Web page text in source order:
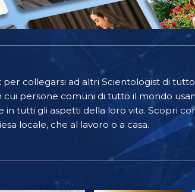
collegarsi ad altri Scientologist di
persone comuni di tutto il mondo
tutti gli aspetti della loro vita. Scopri
locale, che al lavoro o a casa.